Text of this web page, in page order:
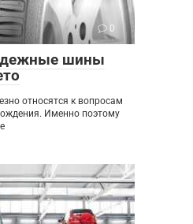
0
шины
относятся к вопросам
Именно поэтому